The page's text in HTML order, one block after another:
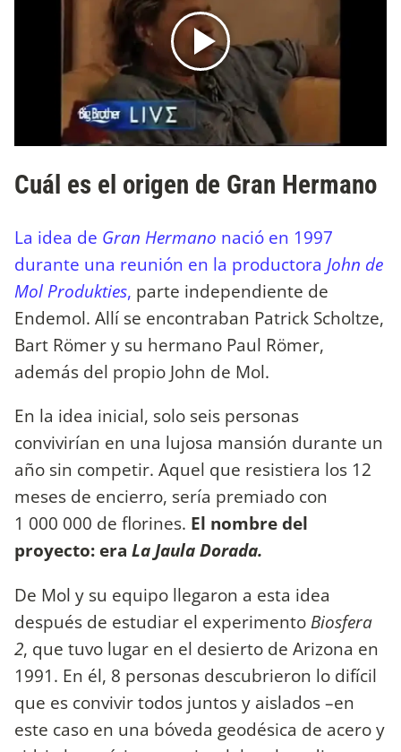
Cuál es el origen de Gran Hermano
La idea de Gran Hermano nació en 1997
durante una reunión en la productora John de
Mol Produkties, parte independiente de
Endemol. Allí se encontraban Patrick Scholtze,
Bart Römer y su hermano Paul Römer,
además del propio John de Mol.
En la idea inicial, solo seis personas
convivirían en una lujosa mansión durante un
año sin competir. Aquel que resistiera los 12
meses de encierro, sería premiado con
1 000 000 de florines. El nombre del
proyecto: era La Jaula Dorada.
De Mol y su equipo llegaron a esta idea
después de estudiar el experimento Biosfera
2, que tuvo lugar en el desierto de Arizona en
1991. En él, 8 personas descubrieron lo difícil
que es convivir todos juntos y aislados –en
este caso en una bóveda geodésica de acero y